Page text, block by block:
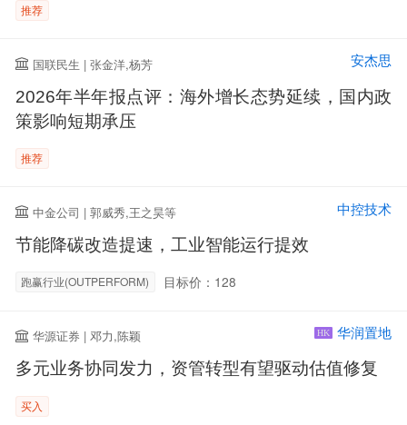
推荐
国联民生 | 张金洋,杨芳 安杰思
2026年半年报点评：海外增长态势延续，国内政
策影响短期承压
推荐
中金公司 | 郭威秀,王之昊等 中控技术
节能降碳改造提速，工业智能运行提效
跑赢行业(OUTPERFORM) 目标价：128
华源证券 | 邓力,陈颖 HK 华润置地
多元业务协同发力，资管转型有望驱动估值修复
买入